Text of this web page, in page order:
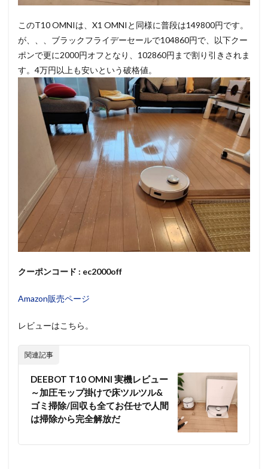
このT10 OMNIは、X1 OMNIと同様に普段は149800円です。
が、、、ブラックフライデーセールで104860円で、以下クー
ポンで更に2000円オフとなり、102860円まで割り引きされま
す。4万円以上も安いという破格値。
クーポンコード : ec2000off
Amazon販売ページ
レビューはこちら。
関連記事
DEEBOT T10 OMNI 実機レビュー
～加圧モップ掛けで床ツルツル&
ゴミ掃除/回収も全てお任せで人間
は掃除から完全解放だ